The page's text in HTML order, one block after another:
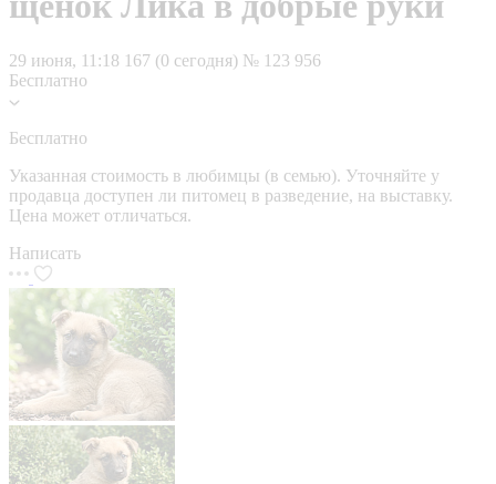
29 июня, 11:18 167 (0 сегодня) № 123 956
Бесплатно
Бесплатно
Указанная стоимость в любимцы (в семью). Уточняйте у
продавца доступен ли питомец в разведение, на выставку.
Цена может отличаться.
Написать